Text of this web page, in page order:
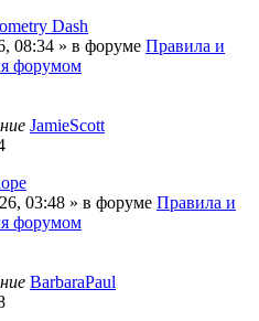
Dash
08:34 » в форуме Правила и
форумом
JamieScott
03:48 » в форуме Правила и
форумом
BarbaraPaul